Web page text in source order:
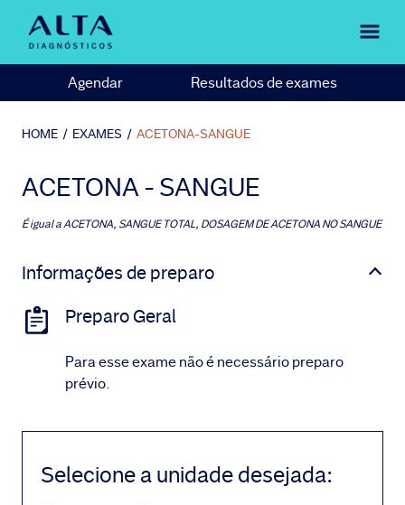
Agendar Resultados de exames
HOME / EXAMES / ACETONA-SANGUE
ACETONA - SANGUE
É igual aACETONA, SANGUE TOTAL, DOSAGEM DE ACETONA NO SANGUE
Informações de preparo
Preparo Geral
Para esse exame não é necessário preparo
prévio.
Selecione a unidade desejada: